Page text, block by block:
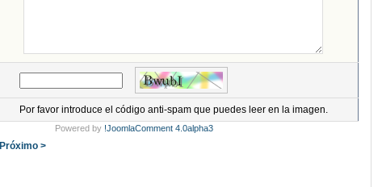
Por favor introduce el código anti-spam que puedes leer en la imagen.
Powered by !JoomlaComment 4.0alpha3
Próximo >